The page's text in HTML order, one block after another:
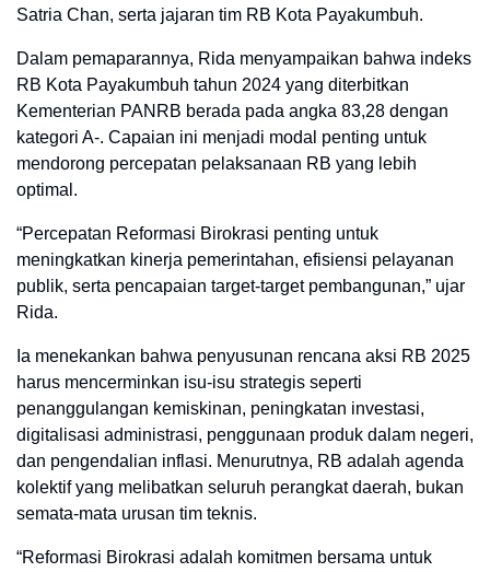
Satria Chan, serta jajaran tim RB Kota Payakumbuh.
Dalam pemaparannya, Rida menyampaikan bahwa indeks
RB Kota Payakumbuh tahun 2024 yang diterbitkan
Kementerian PANRB berada pada angka 83,28 dengan
kategori A-. Capaian ini menjadi modal penting untuk
mendorong percepatan pelaksanaan RB yang lebih
optimal.
“Percepatan Reformasi Birokrasi penting untuk
meningkatkan kinerja pemerintahan, efisiensi pelayanan
publik, serta pencapaian target-target pembangunan,” ujar
Rida.
Ia menekankan bahwa penyusunan rencana aksi RB 2025
harus mencerminkan isu-isu strategis seperti
penanggulangan kemiskinan, peningkatan investasi,
digitalisasi administrasi, penggunaan produk dalam negeri,
dan pengendalian inflasi. Menurutnya, RB adalah agenda
kolektif yang melibatkan seluruh perangkat daerah, bukan
semata-mata urusan tim teknis.
“Reformasi Birokrasi adalah komitmen bersama untuk